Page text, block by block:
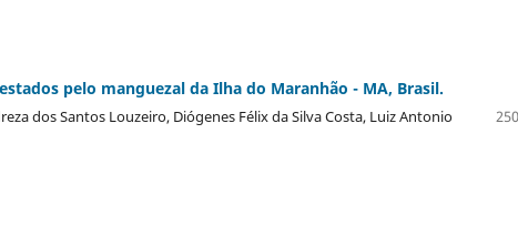
pelo manguezal da Ilha do Maranhão - MA, Brasil.
dos Santos Louzeiro, Diógenes Félix da Silva Costa, Luiz Antonio